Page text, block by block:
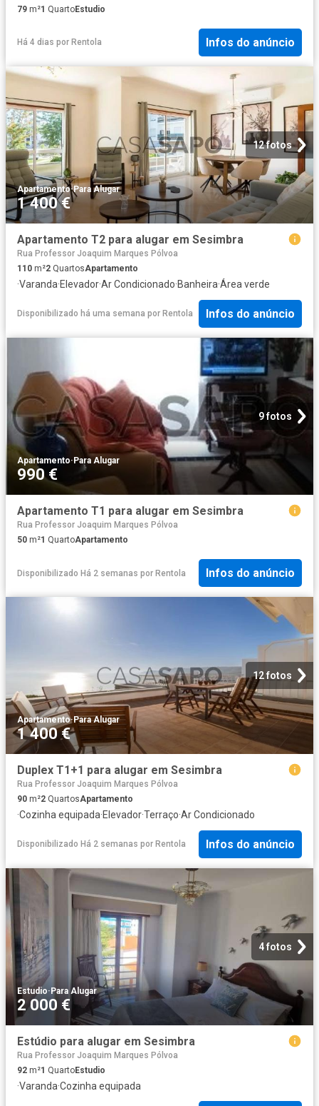
79 m²1 QuartoEstudio
Há 4 dias por Rentola Infos do anúncio
12 fotos
Apartamento·Para Alugar
1 400 €
Apartamento T2 para alugar em Sesimbra
Rua Professor Joaquim Marques Pólvoa
110 m²2 QuartosApartamento
·Varanda·Elevador·Ar Condicionado·Banheira·Área verde
Disponibilizado há uma semana por Rentola Infos do anúncio
9 fotos
Apartamento·Para Alugar
990 €
Apartamento T1 para alugar em Sesimbra
Rua Professor Joaquim Marques Pólvoa
50 m²1 QuartoApartamento
Disponibilizado Há 2 semanas por Rentola Infos do anúncio
12 fotos
Apartamento· Para Alugar
1 400 €
Duplex T1+1 para alugar em Sesimbra
Rua Professor Joaquim Marques Pólvoa
90 m²2 QuartosApartamento
·Cozinha equipada·Elevador·Terraço·Ar Condicionado
Disponibilizado Há 2 semanas por Rentola Infos do anúncio
4 fotos
Estudio· Para Alugar
2 000 €
Estúdio para alugar em Sesimbra
Rua Professor Joaquim Marques Pólvoa
92 m²1 QuartoEstudio
·Varanda·Cozinha equipada